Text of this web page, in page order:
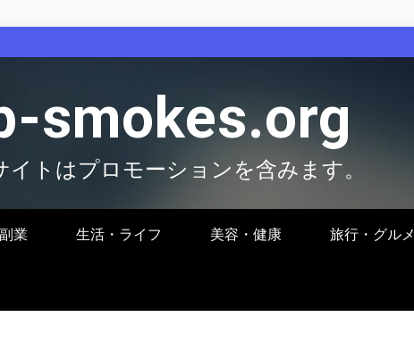
smokes.org
イトはプロモーションを含みます。
業 生活・ライフ 美容・健康 旅行・グルメ